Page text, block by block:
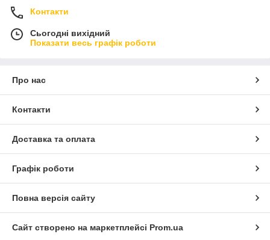
Контакти
Сьогодні вихідний
Показати весь графік роботи
Про нас
Контакти
Доставка та оплата
Графік роботи
Повна версія сайту
Сайт створено на маркетплейсі Prom.ua